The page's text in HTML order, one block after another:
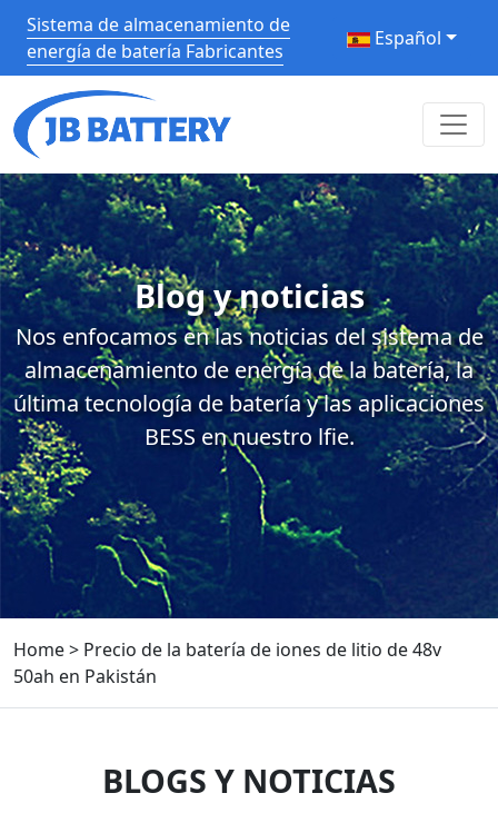
Sistema de almacenamiento de
energía de batería Fabricantes
Español
Blog y noticias
Nos enfocamos en las noticias del sistema de
almacenamiento de energía de la batería, la
última tecnología de batería y las aplicaciones
BESS en nuestro lfie.
Home> Precio de la batería de iones de litio de 48v
50ah en Pakistán
BLOGS Y NOTICIAS